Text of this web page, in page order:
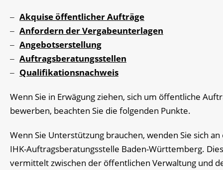
Akquise öffentlicher Aufträge
Anfordern der Vergabeunterlagen
Angebotserstellung
Auftragsberatungsstellen
Qualifikationsnachweis
Wenn Sie in Erwägung ziehen, sich um öffentliche
bewerben, beachten Sie die folgenden Punkte.
Wenn Sie Unterstützung brauchen, wenden Sie sich an
IHK-Auftragsberatungsstelle Baden-Württemberg.
vermittelt zwischen der öffentlichen Verwaltung und